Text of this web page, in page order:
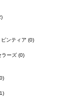
ンティア (0)
ラーズ (0)